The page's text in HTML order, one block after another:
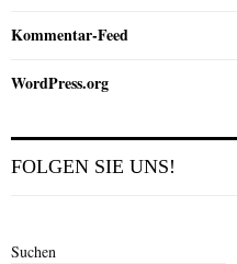
Kommentar-Feed
WordPress.org
FOLGEN SIE UNS!
Suchen